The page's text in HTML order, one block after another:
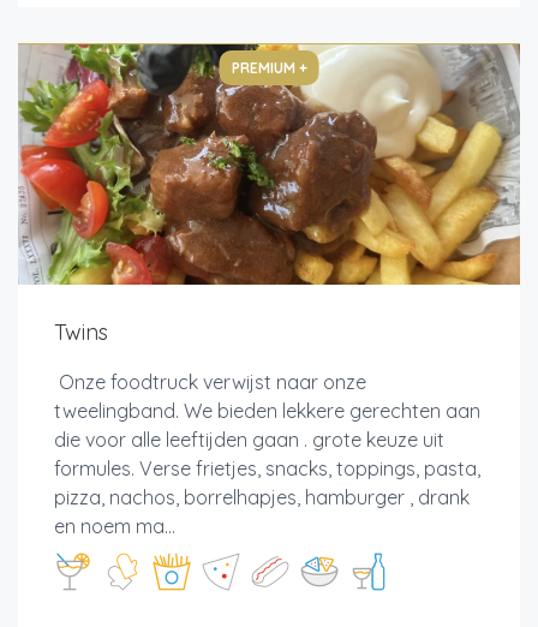
PREMIUM +
Twins
Onze foodtruck verwijst naar onze
tweelingband. We bieden lekkere gerechten aan
die voor alle leeftijden gaan . grote keuze uit
formules. Verse frietjes, snacks, toppings, pasta,
pizza, nachos, borrelhapjes, hamburger , drank
en noem ma...